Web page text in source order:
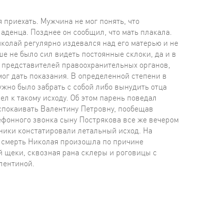
Мужчина не мог понять, что
Позднее он сообщил, что мать плакала.
регулярно издевался над его матерью и не
не было сил видеть постоянные склоки, да и в
правоохранительных органов,
дать показания. В определенной степени в
было забрать с собой либо вынудить отца
к такому исходу. Об этом парень поведал
Валентину Петровну, пообещав
звонка сыну Пострякова все же вечером
констатировали летальный исход. На
Николая произошла по причине
щеки, сквозная рана склеры и роговицы с